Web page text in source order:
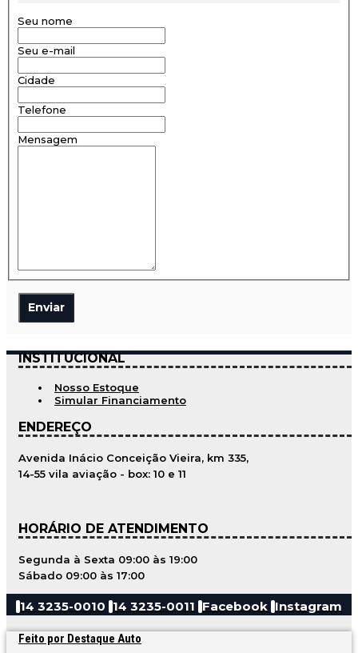
Seu nome
Seu e-mail
Cidade
Telefone
Mensagem
INSTITUCIONAL
Nosso Estoque
Simular Financiamento
ENDEREÇO
Avenida Inácio Conceição Vieira, km 335,
14-55 vila aviação - box: 10 e 11
HORÁRIO DE ATENDIMENTO
Segunda à Sexta 09:00 às 19:00
Sábado 09:00 às 17:00
14 3235-0010 14 3235-0011 Facebook Instagram
Feito por Destaque Auto